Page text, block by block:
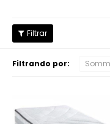
Filtrando por: